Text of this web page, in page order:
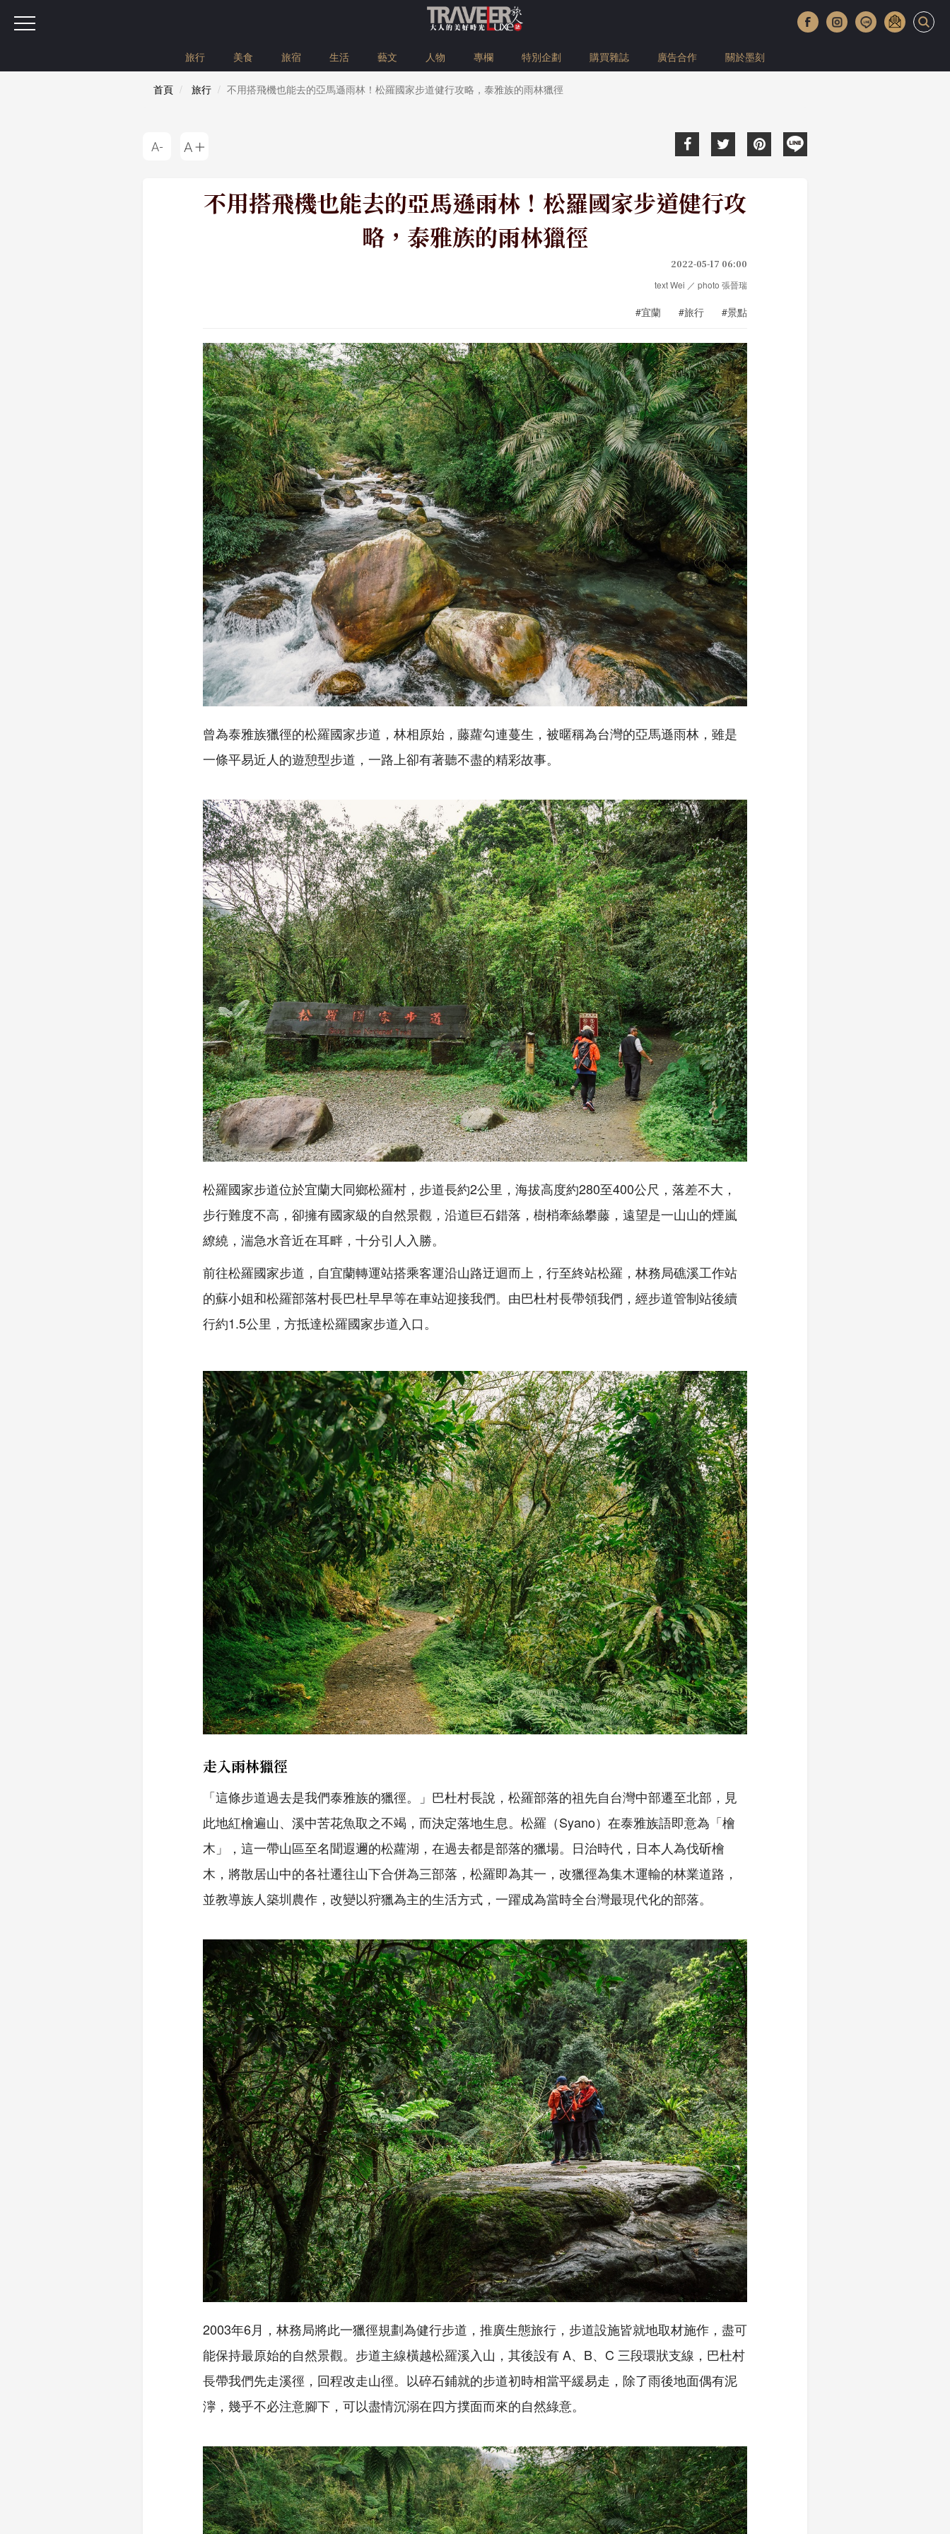
旅行 美食 旅宿 生活 藝文 人物 專欄 特別企劃 購買雜誌 廣告合作 關於墨刻
首頁 旅行 不用搭飛機也能去的亞馬遜雨林！松羅國家步道健行攻略，泰雅族的雨林獵徑
不用搭飛機也能去的亞馬遜雨林！松羅國家步道健行攻
略，泰雅族的雨林獵徑
2022-05-17 06:00
text Wei ／ photo 張晉瑞
#宜蘭 #旅行 #景點
曾為泰雅族獵徑的松羅國家步道，林相原始，藤蘿勾連蔓生，被暱稱為台灣的亞馬遜雨林，雖是
一條平易近人的遊憩型步道，一路上卻有著聽不盡的精彩故事。
松羅國家步道位於宜蘭大同鄉松羅村，步道長約2公里，海拔高度約280至400公尺，落差不大，
步行難度不高，卻擁有國家級的自然景觀，沿道巨石錯落，樹梢牽絲攀藤，遠望是一山山的煙嵐
繚繞，湍急水音近在耳畔，十分引人入勝。
前往松羅國家步道，自宜蘭轉運站搭乘客運沿山路迂迴而上，行至終站松羅，林務局礁溪工作站
的蘇小姐和松羅部落村長巴杜早早等在車站迎接我們。由巴杜村長帶領我們，經步道管制站後續
行約1.5公里，方抵達松羅國家步道入口。
走入雨林獵徑
「這條步道過去是我們泰雅族的獵徑。」巴杜村長說，松羅部落的祖先自台灣中部遷至北部，見
此地紅檜遍山、溪中苦花魚取之不竭，而決定落地生息。松羅（Syano）在泰雅族語即意為「檜
木」，這一帶山區至名聞遐邇的松蘿湖，在過去都是部落的獵場。日治時代，日本人為伐斫檜
木，將散居山中的各社遷往山下合併為三部落，松羅即為其一，改獵徑為集木運輸的林業道路，
並教導族人築圳農作，改變以狩獵為主的生活方式，一躍成為當時全台灣最現代化的部落。
2003年6月，林務局將此一獵徑規劃為健行步道，推廣生態旅行，步道設施皆就地取材施作，盡可
能保持最原始的自然景觀。步道主線橫越松羅溪入山，其後設有 A、B、C 三段環狀支線，巴杜村
長帶我們先走溪徑，回程改走山徑。以碎石鋪就的步道初時相當平緩易走，除了雨後地面偶有泥
濘，幾乎不必注意腳下，可以盡情沉溺在四方撲面而來的自然綠意。